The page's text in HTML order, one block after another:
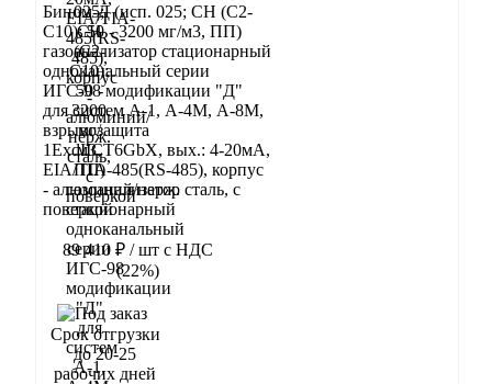
Бином-Д (исп. 025; CH (C2-
C10): 50 - 3200 мг/м3, ПП)
газоанализатор стационарный
одноканальный серии
ИГС-98 модификации "Д"
для систем А-1, А-4М, А-8М,
взрывозащита
1ExdIIСT6GbX, вых.: 4-20мА,
EIA/TIA-485(RS-485), корпус
- алюминий/нерж. сталь, с
поверкой
89 410 ₽ / шт с НДС
(22%)
Срок отгрузки
до 20-25
рабочих дней